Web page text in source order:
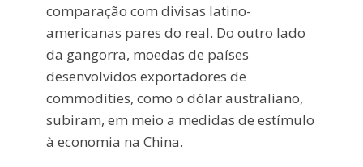
comparação com divisas latino-
americanas pares do real. Do outro lado
da gangorra, moedas de países
desenvolvidos exportadores de
commodities, como o dólar australiano,
subiram, em meio a medidas de estímulo
à economia na China.